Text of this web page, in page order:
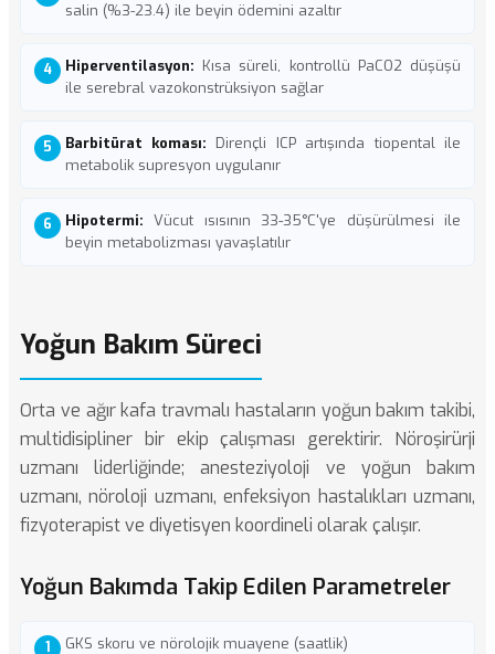
salin (%3-23.4) ile beyin ödemini azaltır
Hiperventilasyon: Kısa süreli, kontrollü PaCO2 düşüşü
ile serebral vazokonstrüksiyon sağlar
Barbitürat koması: Dirençli ICP artışında tiopental ile
metabolik supresyon uygulanır
Hipotermi: Vücut ısısının 33-35°C'ye düşürülmesi ile
beyin metabolizması yavaşlatılır
Yoğun Bakım Süreci
Orta ve ağır kafa travmalı hastaların yoğun bakım takibi,
multidisipliner bir ekip çalışması gerektirir. Nöroşirürji
uzmanı liderliğinde; anesteziyoloji ve yoğun bakım
uzmanı, nöroloji uzmanı, enfeksiyon hastalıkları uzmanı,
fizyoterapist ve diyetisyen koordineli olarak çalışır.
Yoğun Bakımda Takip Edilen Parametreler
GKS skoru ve nörolojik muayene (saatlik)